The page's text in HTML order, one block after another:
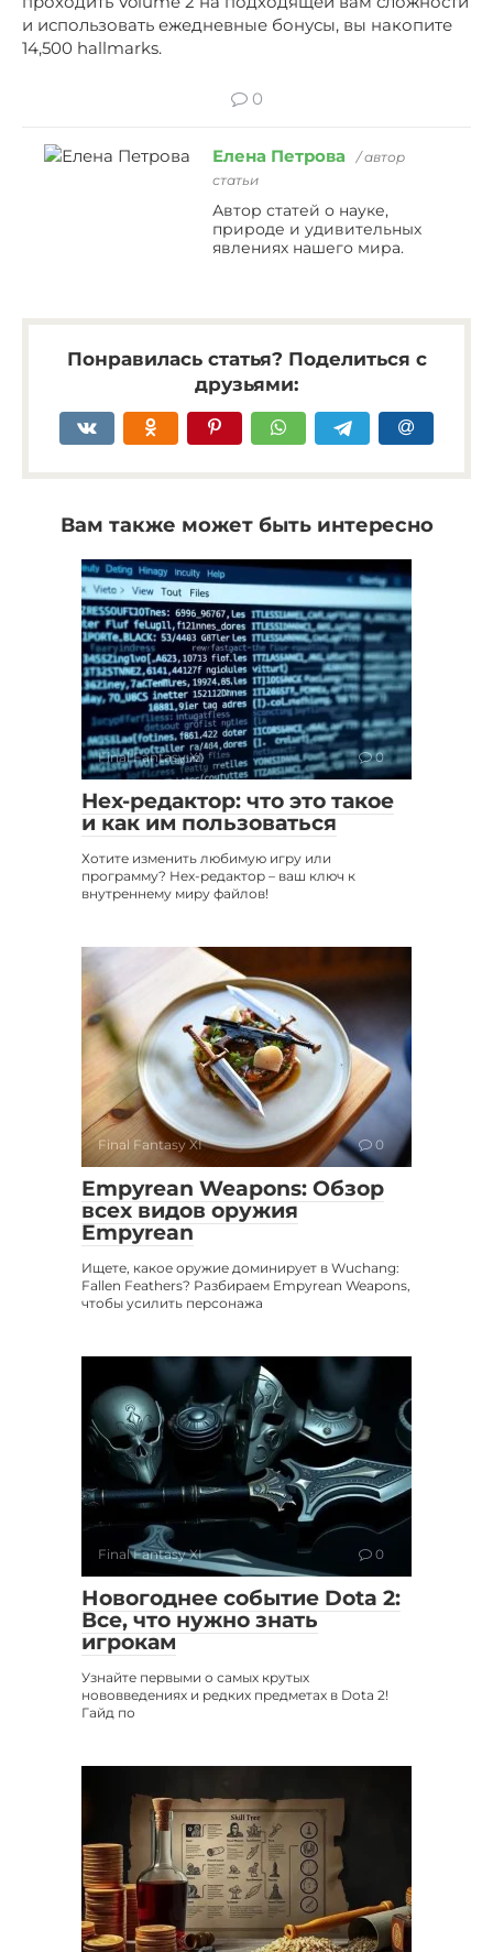
и использовать ежедневные бонусы, вы накопите
14,500 hallmarks.
0
Елена Петрова
/ автор
статьи
Автор статей о науке,
природе и удивительных
явлениях нашего мира.
Понравилась статья? Поделиться с
друзьями:
Вам также может быть интересно
Final Fantasy XI 0
Hex-редактор: что это такое
и как им пользоваться
Хотите изменить любимую игру или
программу? Hex-редактор – ваш ключ к
внутреннему миру файлов!
Final Fantasy XI 0
Empyrean Weapons: Обзор
всех видов оружия
Empyrean
Ищете, какое оружие доминирует в Wuchang:
Fallen Feathers? Разбираем Empyrean Weapons,
чтобы усилить персонажа
Final Fantasy XI 0
Новогоднее событие Dota 2:
Все, что нужно знать
игрокам
Узнайте первыми о самых крутых
нововведениях и редких предметах в Dota 2!
Гайд по